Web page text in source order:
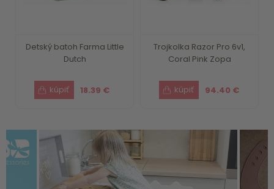
Detský batoh Farma Little
Dutch
18.39 €
Trojkolka Razor Pro 6v1,
Coral Pink Zopa
94.40 €